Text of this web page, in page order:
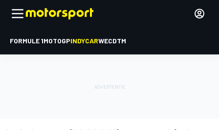
FORMULE 1MOTOGPINDYCARWECDTM